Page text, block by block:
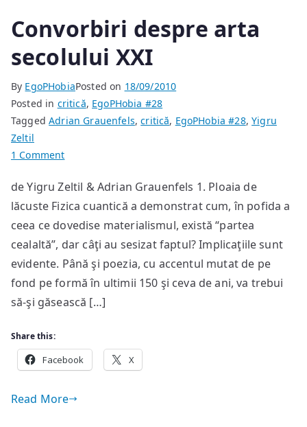
Convorbiri despre arta
secolului XXI
By EgoPHobiaPosted on 18/09/2010
Posted in critică, EgoPHobia #28
TaggedAdrian Grauenfels,critică, EgoPHobia #28,Yigru
Zeltil
1 Commenton
despre
arta
secolului
XXI
de Yigru Zeltil & Adrian Grauenfels 1. Ploaia de
lăcuste Fizica cuantică a demonstrat cum, în pofida a
ceea ce dovedise materialismul, există “partea
cealaltă”, dar câţi au sesizat faptul? Implicaţiile sunt
evidente. Până şi poezia, cu accentul mutat de pe
fond pe formă în ultimii 150 şi ceva de ani, va trebui
să-şi găsească […]
Share this:
Facebook X
Read More